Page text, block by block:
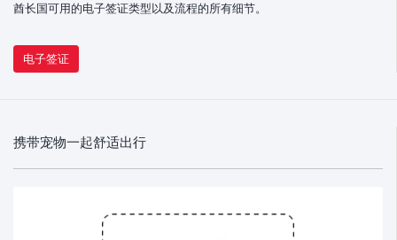
酋长国可用的电子签证类型以及流程的所有细节。
电子签证
携带宠物一起舒适出行